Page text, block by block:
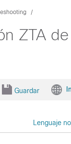
ZTA
Guardar
Lenguaje